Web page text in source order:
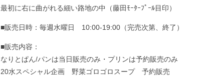
最初に右に曲がれる細い路地の中（藤田ﾓｰﾀｰﾌﾟｰﾙ目印）
■販売日時：毎週水曜日 10:00-19:00（完売次第、終了）
■販売内容：
なりとぱん/パンは当日販売のみ・プリンは予約販売のみ
20水スペシャル企画 野菜ゴロゴロスープ 予約販売